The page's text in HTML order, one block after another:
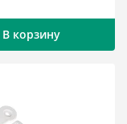
В корзину